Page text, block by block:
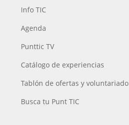
Info TIC
Agenda
Punttic TV
Catálogo de experiencias
Tablón de ofertas y voluntariado
Busca tu Punt TIC